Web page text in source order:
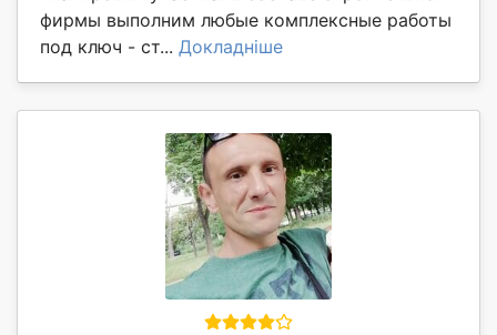
фирмы выполним любые комплексные работы
под ключ - ст... Докладніше